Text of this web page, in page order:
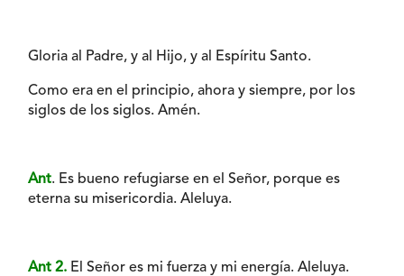
Gloria al Padre, y al Hijo, y al Espíritu Santo.
Como era en el principio, ahora y siempre, por los
siglos de los siglos. Amén.
Ant. Es bueno refugiarse en el Señor, porque es
eterna su misericordia. Aleluya.
Ant 2. El Señor es mi fuerza y mi energía. Aleluya.